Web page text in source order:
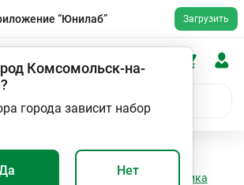
“Юнилаб” Загрузить
Комсомольск-на-
?
города зависит набор
Нет
Анализы
Серологическая
заболеваний
Диагностика